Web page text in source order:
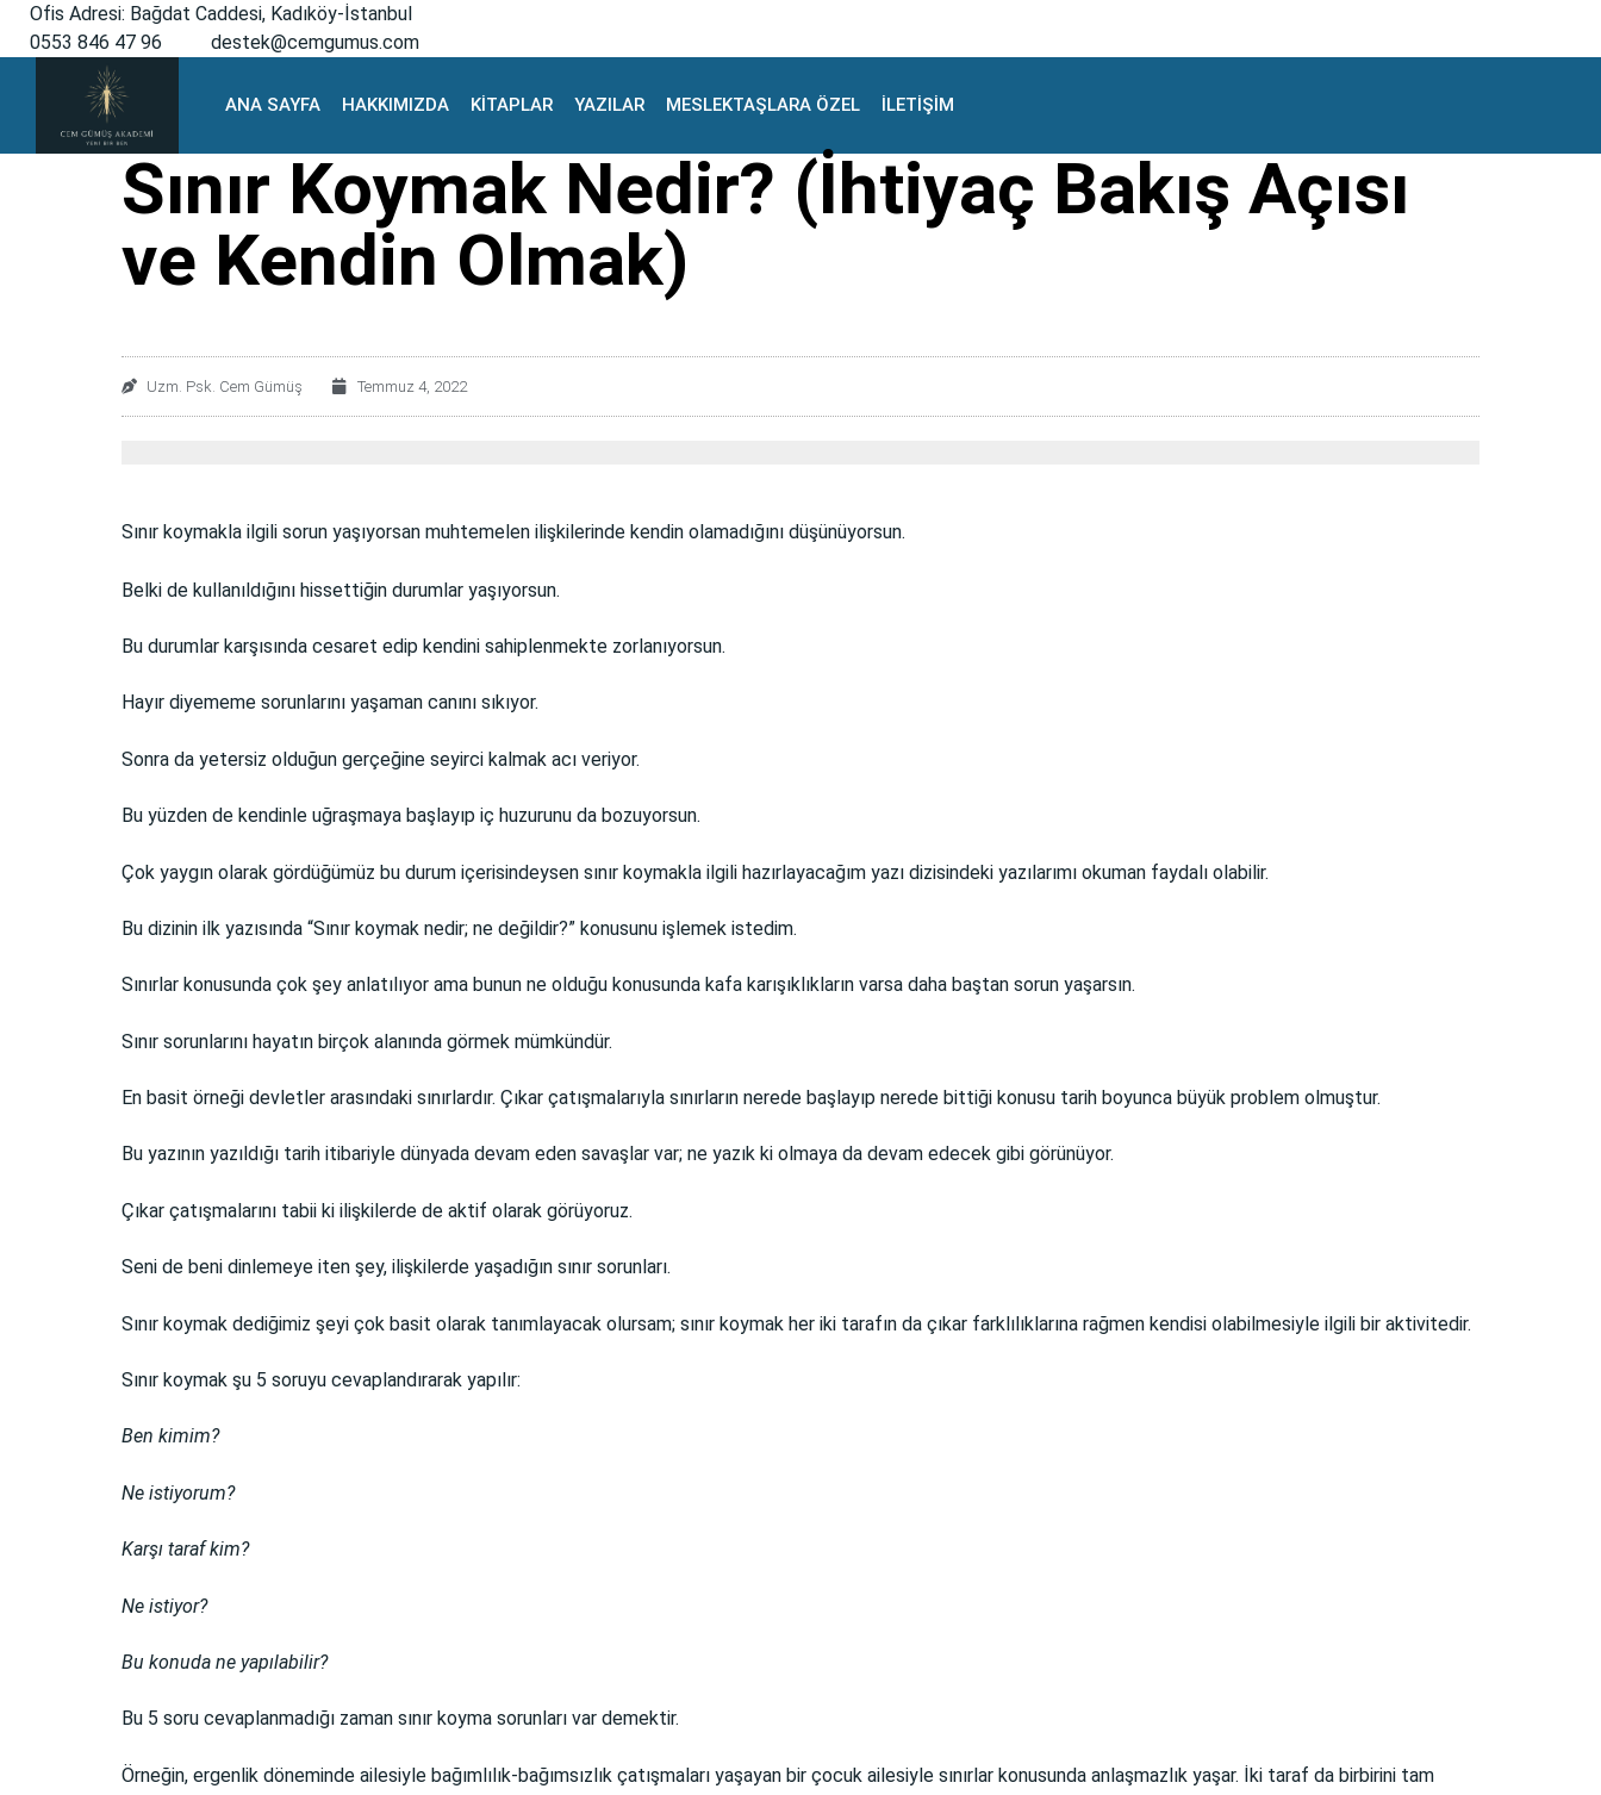
Ofis Adresi: Bağdat Caddesi, Kadıköy-İstanbul
0553 846 47 96
destek@cemgumus.com
ANA SAYFA HAKKIMIZDA KİTAPLAR YAZILAR MESLEKTAŞLARA ÖZEL İLETİŞİM
Sınır Koymak Nedir? (İhtiyaç Bakış Açısı
ve Kendin Olmak)
Uzm. Psk. Cem Gümüş Temmuz 4, 2022
Sınır koymakla ilgili sorun yaşıyorsan muhtemelen ilişkilerinde kendin olamadığını düşünüyorsun.
Belki de kullanıldığını hissettiğin durumlar yaşıyorsun.
Bu durumlar karşısında cesaret edip kendini sahiplenmekte zorlanıyorsun.
Hayır diyememe sorunlarını yaşaman canını sıkıyor.
Sonra da yetersiz olduğun gerçeğine seyirci kalmak acı veriyor.
Bu yüzden de kendinle uğraşmaya başlayıp iç huzurunu da bozuyorsun.
Çok yaygın olarak gördüğümüz bu durum içerisindeysen sınır koymakla ilgili hazırlayacağım yazı dizisindeki yazılarımı okuman faydalı olabilir.
Bu dizinin ilk yazısında “Sınır koymak nedir; ne değildir?” konusunu işlemek istedim.
Sınırlar konusunda çok şey anlatılıyor ama bunun ne olduğu konusunda kafa karışıklıkların varsa daha baştan sorun yaşarsın.
Sınır sorunlarını hayatın birçok alanında görmek mümkündür.
En basit örneği devletler arasındaki sınırlardır. Çıkar çatışmalarıyla sınırların nerede başlayıp nerede bittiği konusu tarih boyunca büyük problem olmuştur.
Bu yazının yazıldığı tarih itibariyle dünyada devam eden savaşlar var; ne yazık ki olmaya da devam edecek gibi görünüyor.
Çıkar çatışmalarını tabii ki ilişkilerde de aktif olarak görüyoruz.
Seni de beni dinlemeye iten şey, ilişkilerde yaşadığın sınır sorunları.
Sınır koymak dediğimiz şeyi çok basit olarak tanımlayacak olursam; sınır koymak her iki tarafın da çıkar farklılıklarına rağmen kendisi olabilmesiyle ilgili bir aktivitedir.
Sınır koymak şu 5 soruyu cevaplandırarak yapılır:
Ben kimim?
Ne istiyorum?
Karşı taraf kim?
Ne istiyor?
Bu konuda ne yapılabilir?
Bu 5 soru cevaplanmadığı zaman sınır koyma sorunları var demektir.
Örneğin, ergenlik döneminde ailesiyle bağımlılık-bağımsızlık çatışmaları yaşayan bir çocuk ailesiyle sınırlar konusunda anlaşmazlık yaşar. İki taraf da birbirini tam